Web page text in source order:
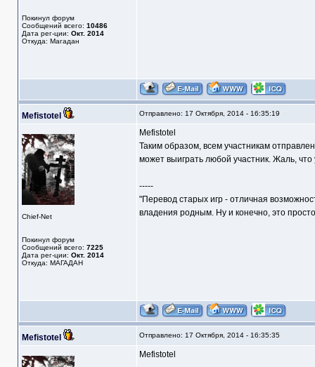
Покинул форум
Сообщений всего: 10486
Дата рег-ции: Окт. 2014
Откуда: Магадан
Mefistotel Отправлено: 17 Октября, 2014 - 16:35:19
Chief-Net
Покинул форум
Сообщений всего: 7225
Дата рег-ции: Окт. 2014
Откуда: МАГАДАН
Mefistotel
Таким образом, всем участникам
может выиграть любой участник. Жаль,
-----
"Перевод старых игр - отличная
владения родным. Ну и конечно, это
Mefistotel Отправлено: 17 Октября, 2014 - 16:35:35
Mefistotel